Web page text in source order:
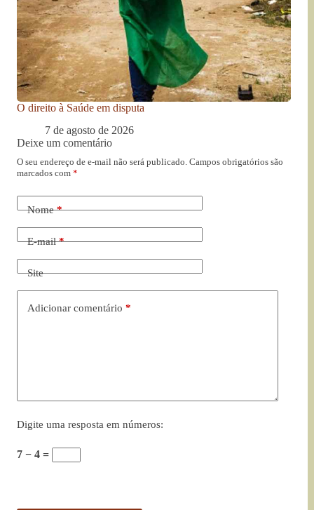
O direito à Saúde em disputa
7 de agosto de 2026
Deixe um comentário
O seu endereço de e-mail não será publicado. Campos obrigatórios são
marcados com *
Nome*
E-mail*
Site
Adicionar comentário *
Digite uma resposta em números:
7 − 4 =